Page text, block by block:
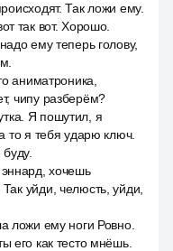
Так ложи ему.
так вот. Хорошо.
ему теперь голову,
аниматроника,
чипу разберём?
Я пошутил, я
то я тебя ударю ключ.
хочешь
уйди, челюсть, уйди,
ложи ему ноги Ровно.
его как тесто мнёшь.